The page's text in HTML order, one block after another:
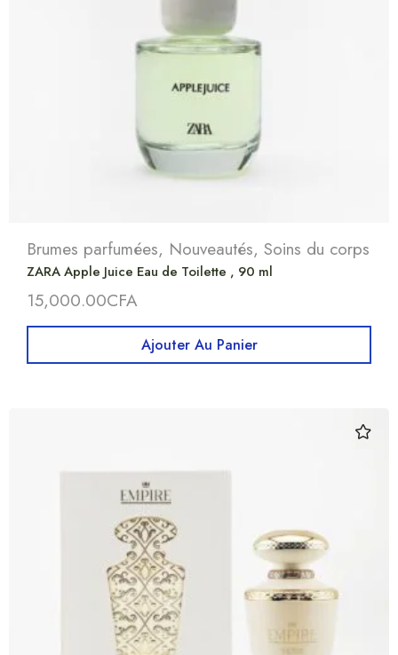
Brumes parfumées, Nouveautés, Soins du corps
ZARA Apple Juice Eau de Toilette , 90 ml
15,000.00CFA
Ajouter Au Panier